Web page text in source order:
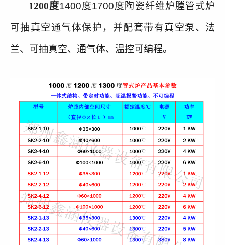
1200度1400度1700度 陶瓷纤维炉膛管式炉
可抽真空通气体保护，并配套带有真空泵、法
兰、可抽真空、通气体、温控可编程。